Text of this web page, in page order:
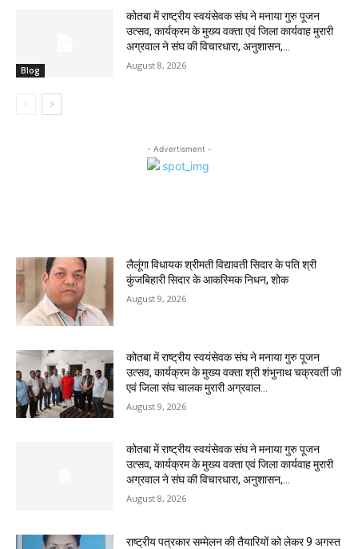
Blog
कोतबा में राष्ट्रीय स्वयंसेवक संघ ने मनाया गुरु पूजन
उत्सव, कार्यक्रम के मुख्य वक्ता एवं जिला कार्यवाह मुरारी
अग्रवाल ने संघ की विचारधारा, अनुशासन,...
August 8, 2026
- Advertisment -
लैलूंगा विधायक श्रीमती विद्यावती सिदार के पति श्री
कुंजबिहारी सिदार के आकस्मिक निधन, शोक
August 9, 2026
कोतबा में राष्ट्रीय स्वयंसेवक संघ ने मनाया गुरु पूजन
उत्सव, कार्यक्रम के मुख्य वक्ता श्री शंभुनाथ चक्रवर्ती जी
एवं जिला संघ चालक मुरारी अग्रवाल...
August 9, 2026
कोतबा में राष्ट्रीय स्वयंसेवक संघ ने मनाया गुरु पूजन
उत्सव, कार्यक्रम के मुख्य वक्ता एवं जिला कार्यवाह मुरारी
अग्रवाल ने संघ की विचारधारा, अनुशासन,...
August 8, 2026
राष्ट्रीय पत्रकार सम्मेलन की तैयारियों को लेकर 9 अगस्त